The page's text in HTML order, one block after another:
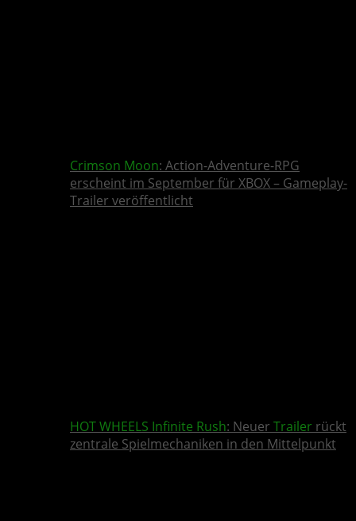
Crimson Moon: Action-Adventure-RPG
erscheint im September für XBOX – Gameplay-
Trailer veröffentlicht
HOT WHEELS Infinite Rush: Neuer Trailer rückt
zentrale Spielmechaniken in den Mittelpunkt